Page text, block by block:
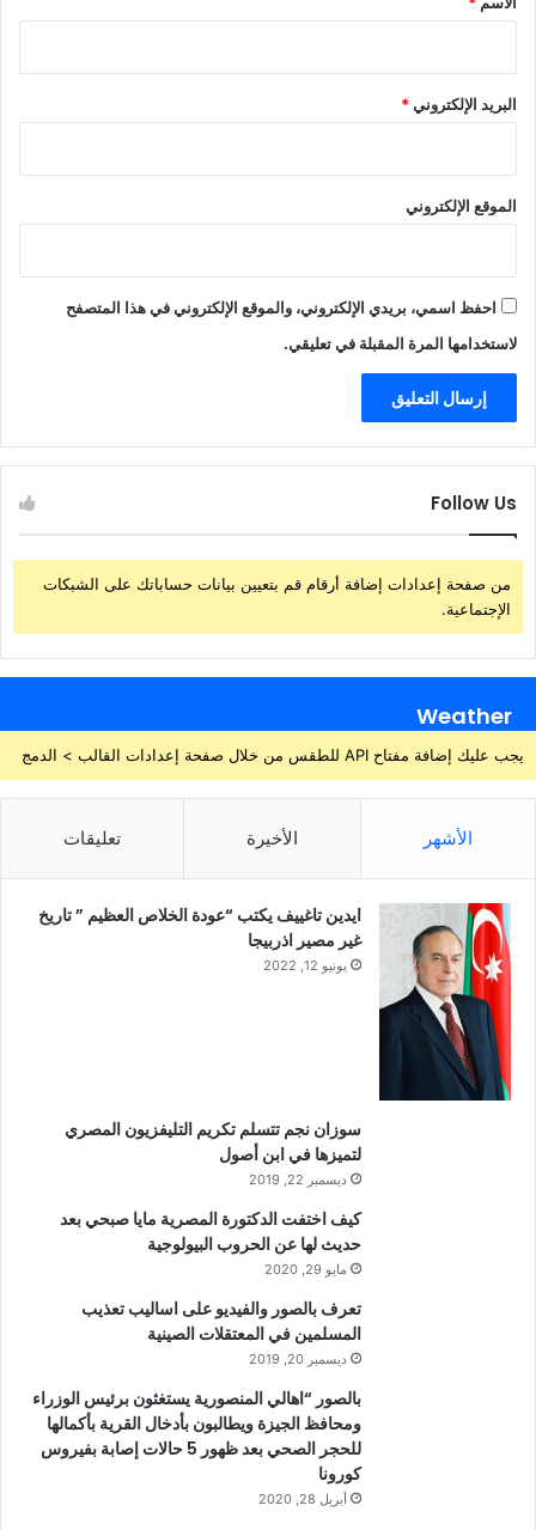
البريد الإلكتروني*
الموقع الإلكتروني
احفظ اسمي، بريدي الإلكتروني، والموقع الإلكتروني في هذا المتصفح
لاستخدامها المرة المقبلة في تعليقي.
Follow Us
من صفحة إعدادات إضافة أرقام قم بتعيين بيانات حساباتك على الشبكات
الإجتماعية.
Weather
يجب عليك إضافة مفتاح API للطقس من خلال صفحة إعدادات القالب > الدمج
الأشهر الأخيرة تعليقات
ايدين تاغييف يكتب “عودة الخلاص العظيم ” تاريخ
غير مصير اذربيجا
يونيو 12, 2022
سوزان نجم تتسلم تكريم التليفزيون المصري
لتميزها في ابن أصول
ديسمبر 22, 2019
كيف اختفت الدكتورة المصرية مايا صبحي بعد
حديث لها عن الحروب البيولوجية
مايو 29, 2020
تعرف بالصور والفيديو على اساليب تعذيب
المسلمين في المعتقلات الصينية
ديسمبر 20, 2019
بالصور “اهالي المنصورية يستغثون برئيس الوزراء
ومحافظ الجيزة ويطالبون بأدخال القرية بأكمالها
للحجر الصحي بعد ظهور 5 حالات إصابة بفيروس
كورونا
أبريل 28, 2020